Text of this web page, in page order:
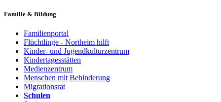
Familie & Bildung
Familienportal
Flüchtlinge - Northeim hilft
Kinder- und Jugendkulturzentrum
Kindertagesstätten
Medienzentrum
Menschen mit Behinderung
Migrationsrat
Schulen